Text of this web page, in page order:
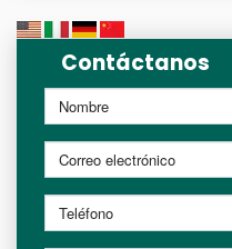
Contáctanos